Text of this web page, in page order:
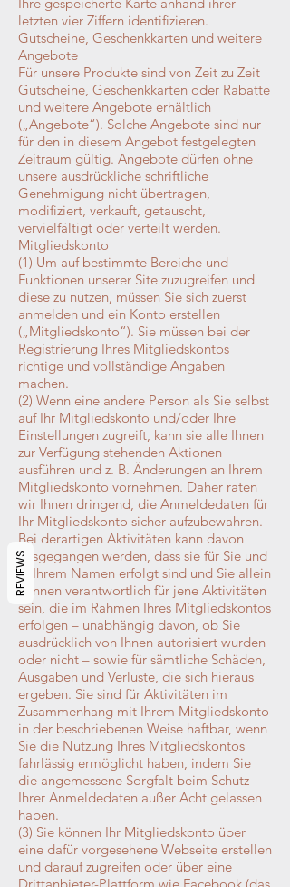
letzten vier Ziffern identifizieren.
Gutscheine, Geschenkkarten und weitere
Angebote
Für unsere Produkte sind von Zeit zu Zeit
Gutscheine, Geschenkkarten oder Rabatte
und weitere Angebote erhältlich
(„Angebote“). Solche Angebote sind nur
für den in diesem Angebot festgelegten
Zeitraum gültig. Angebote dürfen ohne
unsere ausdrückliche schriftliche
Genehmigung nicht übertragen,
modifiziert, verkauft, getauscht,
vervielfältigt oder verteilt werden.
Mitgliedskonto
(1) Um auf bestimmte Bereiche und
Funktionen unserer Site zuzugreifen und
diese zu nutzen, müssen Sie sich zuerst
anmelden und ein Konto erstellen
(„Mitgliedskonto“). Sie müssen bei der
Registrierung Ihres Mitgliedskontos
richtige und vollständige Angaben
machen.
(2) Wenn eine andere Person als Sie selbst
auf Ihr Mitgliedskonto und/oder Ihre
Einstellungen zugreift, kann sie alle Ihnen
zur Verfügung stehenden Aktionen
ausführen und z. B. Änderungen an Ihrem
Mitgliedskonto vornehmen. Daher raten
wir Ihnen dringend, die Anmeldedaten für
Ihr Mitgliedskonto sicher aufzubewahren.
Bei derartigen Aktivitäten kann davon
ausgegangen werden, dass sie für Sie und
in Ihrem Namen erfolgt sind und Sie allein
können verantwortlich für jene Aktivitäten
sein, die im Rahmen Ihres Mitgliedskontos
erfolgen – unabhängig davon, ob Sie
ausdrücklich von Ihnen autorisiert wurden
oder nicht – sowie für sämtliche Schäden,
Ausgaben und Verluste, die sich hieraus
ergeben. Sie sind für Aktivitäten im
Zusammenhang mit Ihrem Mitgliedskonto
in der beschriebenen Weise haftbar, wenn
Sie die Nutzung Ihres Mitgliedskontos
fahrlässig ermöglicht haben, indem Sie
die angemessene Sorgfalt beim Schutz
Ihrer Anmeldedaten außer Acht gelassen
haben.
(3) Sie können Ihr Mitgliedskonto über
eine dafür vorgesehene Webseite erstellen
und darauf zugreifen oder über eine
REVIEWS